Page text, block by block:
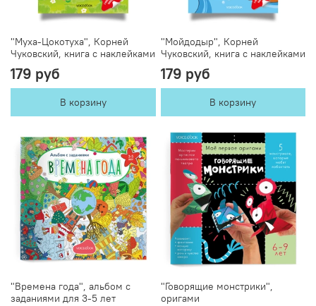
"Муха-Цокотуха", Корней
Чуковский, книга с наклейками
179 руб
В корзину
"Мойдодыр", Корней
Чуковский, книга с наклейками
179 руб
В корзину
"Времена года", альбом с
заданиями для 3-5 лет
"Говорящие монстрики",
оригами